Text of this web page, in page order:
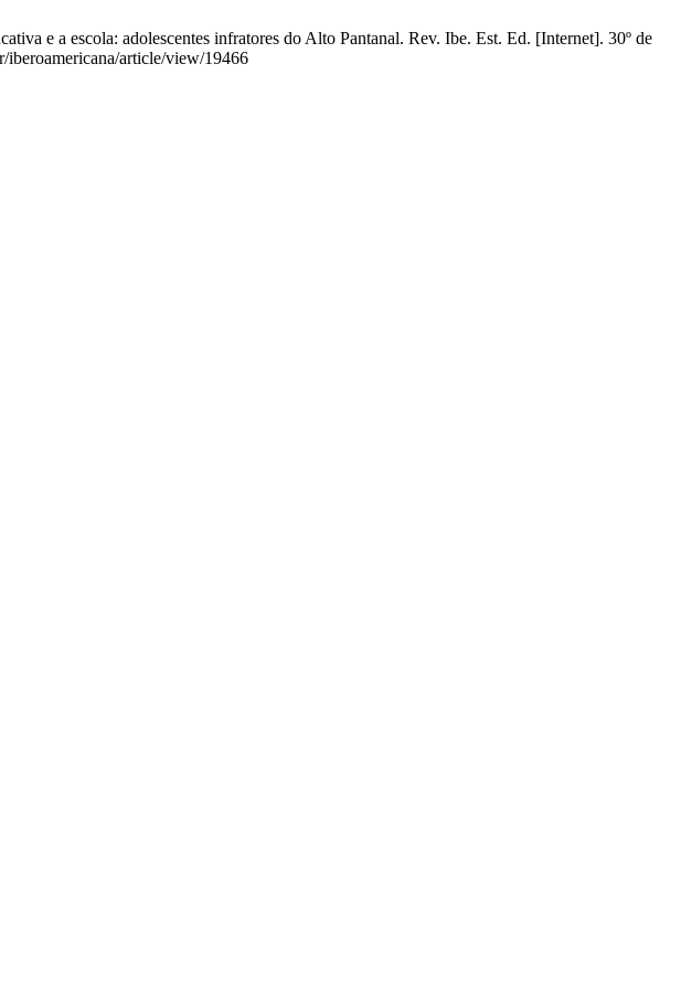
e a escola: adolescentes infratores do Alto Pantanal. Rev. Ibe. Est. Ed. [Internet]. 30º de
iberoamericana/article/view/19466